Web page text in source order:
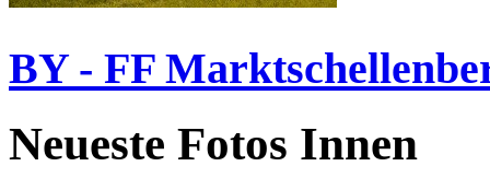
BY - FF
Neueste Fotos Innen